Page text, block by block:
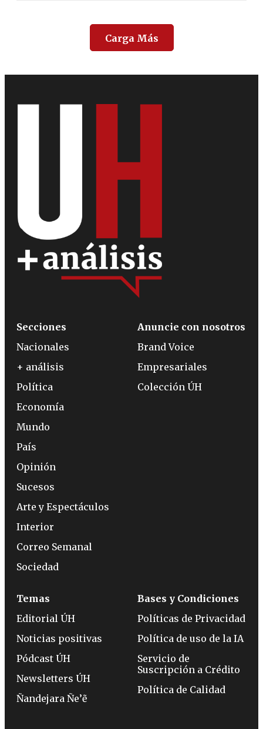
Carga Más
Secciones
Nacionales
+ análisis
Política
Economía
Mundo
País
Opinión
Sucesos
Arte y Espectáculos
Interior
Correo Semanal
Sociedad
Anuncie con nosotros
Brand Voice
Empresariales
Colección ÚH
Temas
Editorial ÚH
Noticias positivas
Pódcast ÚH
Newsletters ÚH
Ñandejara Ñe’ẽ
Bases y Condiciones
Políticas de Privacidad
Política de uso de la IA
Servicio de
Suscripción a Crédito
Política de Calidad